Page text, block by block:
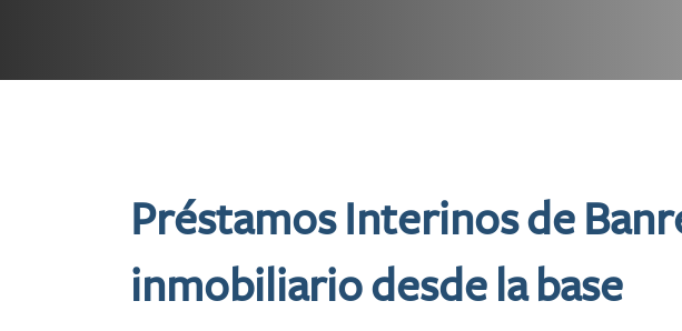
Préstamos Interinos de
inmobiliario desde la base